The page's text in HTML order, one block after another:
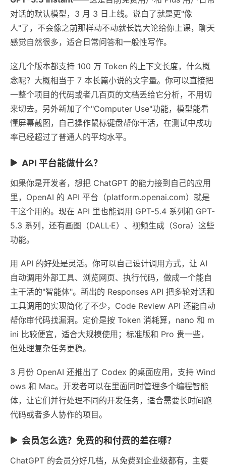
对话的默认模型，3 月 3 日上线。说白了就是更"像
人"了，不会像之前那样动不动就长篇大论给你上课，聊天
感觉自然很多，适合日常问答和一般性写作。
这几个版本都支持 100 万 Token 的上下文长度，什么概
念呢？大概相当于 7 本长篇小说的文字量。你可以直接把
一整个项目的代码或者几百页的文档丢给它分析，不用切
来切去。另外新加了个"Computer Use"功能，模型能看
懂屏幕截图，自己操作鼠标键盘帮你干活，在测试中成功
率已经超过了普通人的平均水平。
API 平台能做什么？
如果你是开发者，想把 ChatGPT 的能力接到自己的应用
里，OpenAI 的 API 平台（platform.openai.com）就是
干这个用的。现在 API 里也能调用 GPT-5.4 系列和 GPT-
5.3 系列，还有画图（DALL·E）、视频生成（Sora）这些
功能。
用 API 的好处是灵活。你可以自己设计调用方式，让 AI
自动调用外部工具、浏览网页、执行代码，做成一个能自
主干活的"智能体"。新出的 Responses API 把多轮对话和
工具调用的实现简化了不少，Code Review API 还能自动
帮你审代码找漏洞。定价是按 Token 消耗算，nano 和 m
ini 比较便宜，适合大规模使用；标准版和 Pro 贵一些，
但处理复杂任务更稳。
3 月份 OpenAI 还推出了 Codex 的桌面应用，支持 Wind
ows 和 Mac。开发者可以在里面同时管理多个编程智能
体，让它们并行处理不同的开发任务，适合需要长时间跑
代码或者多人协作的项目。
会员怎么选？免费的和付费的差在哪？
ChatGPT 的会员分好几档，从免费到企业级都有，主要